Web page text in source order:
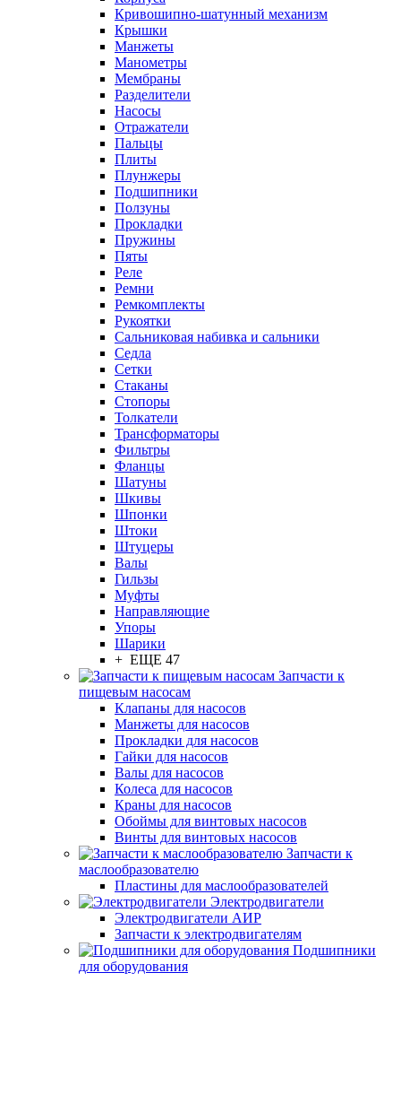
Кривошипно-шатунный механизм
Крышки
Манжеты
Манометры
Мембраны
Разделители
Насосы
Отражатели
Пальцы
Плиты
Плунжеры
Подшипники
Ползуны
Прокладки
Пружины
Пяты
Реле
Ремни
Ремкомплекты
Рукоятки
Сальниковая набивка и сальники
Седла
Сетки
Стаканы
Стопоры
Толкатели
Трансформаторы
Фильтры
Фланцы
Шатуны
Шкивы
Шпонки
Штоки
Штуцеры
Валы
Гильзы
Муфты
Направляющие
Упоры
Шарики
+ ЕЩЕ 47
Запчасти к
пищевым насосам
Клапаны для насосов
Манжеты для насосов
Прокладки для насосов
Гайки для насосов
Валы для насосов
Колеса для насосов
Краны для насосов
Обоймы для винтовых насосов
Винты для винтовых насосов
Запчасти к
маслообразователю
Пластины для маслообразователей
Электродвигатели
Электродвигатели АИР
Запчасти к электродвигателям
Подшипники
для оборудования